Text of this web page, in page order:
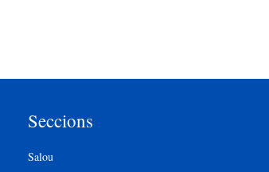
Seccions
Salou